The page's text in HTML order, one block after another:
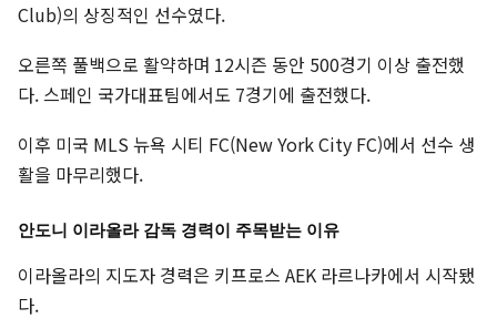
Club)의 상징적인 선수였다.
오른쪽 풀백으로 활약하며 12시즌 동안 500경기 이상 출전했
다. 스페인 국가대표팀에서도 7경기에 출전했다.
이후 미국 MLS 뉴욕 시티 FC(New York City FC)에서 선수 생
활을 마무리했다.
안도니 이라올라 감독 경력이 주목받는 이유
이라올라의 지도자 경력은 키프로스 AEK 라르나카에서 시작됐
다.